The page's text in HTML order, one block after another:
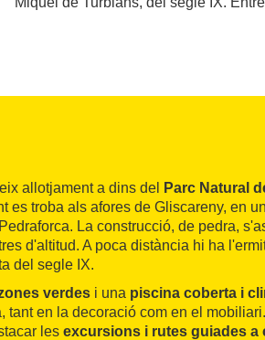
allotjament a dins del
Parc Natural
es troba als afores de Gliscareny, en
La construcció, de pedra,
d'altitud. A poca distància hi ha
del segle IX.
verdes i una piscina coberta i
tant en la decoració com en el
les excursions i rutes guiades a